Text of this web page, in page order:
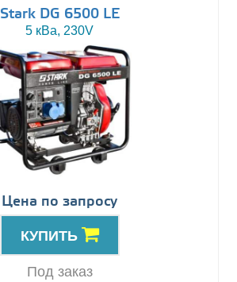
Stark DG 6500 LE
5 кВа, 230V
Цена по запросу
КУПИТЬ
Под заказ